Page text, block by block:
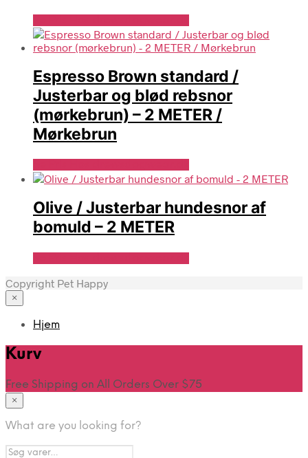
Espresso Brown standard /
Justerbar og blød rebsnor
(mørkebrun) – 2 METER /
Mørkebrun
Olive / Justerbar hundesnor af
bomuld – 2 METER
Copyright Pet Happy
×
Hjem
Kurv
Free Shipping on All Orders Over $75
×
What are you looking for?